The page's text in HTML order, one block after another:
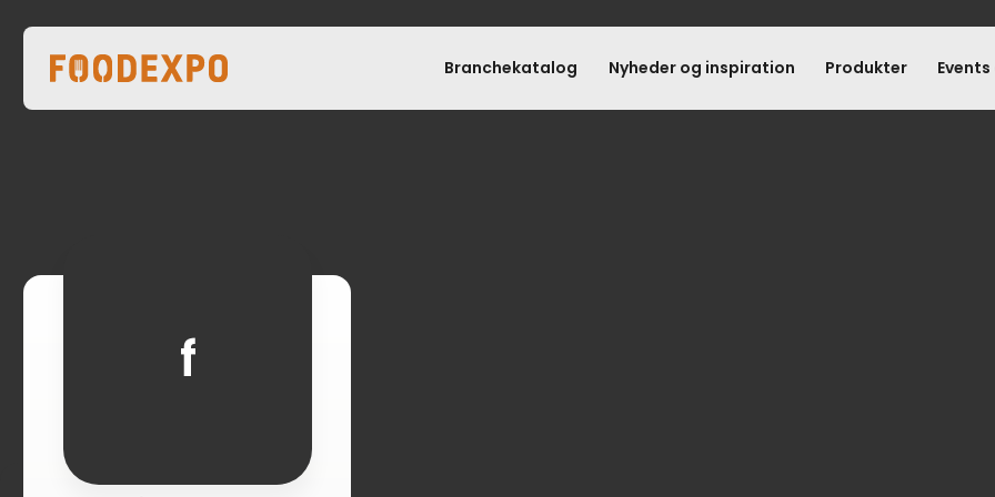
Branchekatalog Nyheder og inspiration Produkter
f